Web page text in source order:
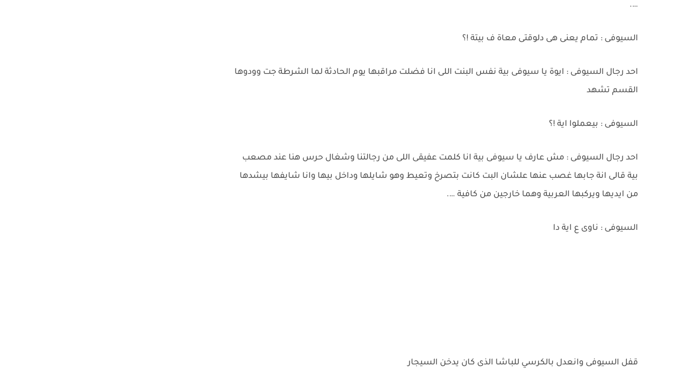
….
السيوفى : تمام يعنى هى دلوقتى معاة ف بيتة !؟
احد رجال السيوفى : ايوة يا سيوفى بية نفس البنت اللى انا فضلت مراقبها يوم الحادثة لما الشرطة جت وودوها
القسم تشهد
السيوفى : بيعملوا اية !؟
احد رجال السيوفى : مش عارف يا سيوفى بية انا كلمت عفيقى اللى من رجالتنا وشغال حرس هنا عند مصعب
بية قالى انة جابها غصب عنها علشان البت كانت بتصرخ وتعيط وهو شايلها وداخل بيها وانا شايفها بيشدها
من ايديها ويركبها العربية وهما خارجين من كافية ….
السيوفى : ناوى ع اية دا
قفل السيوفى وانعدل بالكرسي للباشا الذى كان يدخن السيجار